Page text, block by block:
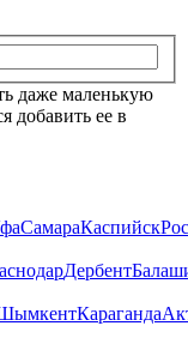
даже маленькую
добавить ее в
СамараКаспийск
Дербент
Караганда